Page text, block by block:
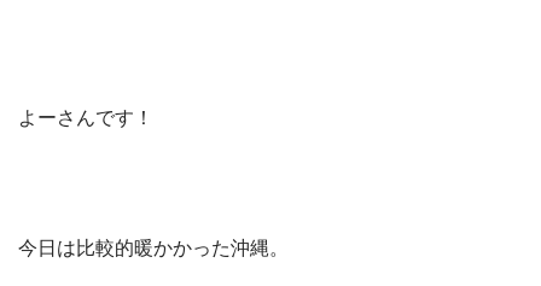
よーさんです！
今日は比較的暖かかった沖縄。